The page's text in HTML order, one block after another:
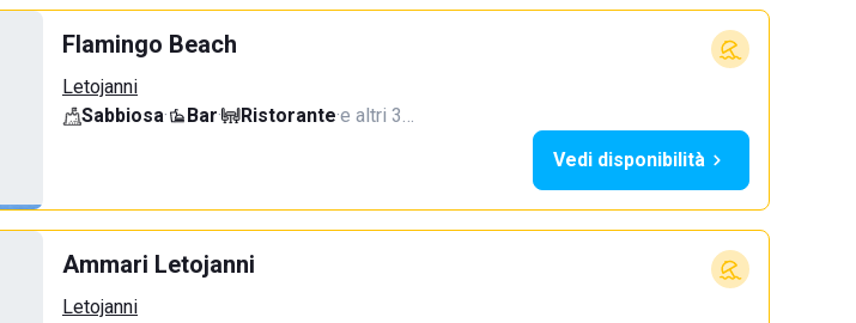
Flamingo Beach
Letojanni
Sabbiosa· Bar· Ristorante·e altri 3…
Vedi disponibilità
Ammari Letojanni
Letojanni